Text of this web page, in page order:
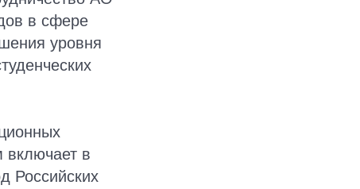
в сфере
уровня
включает в
Российских